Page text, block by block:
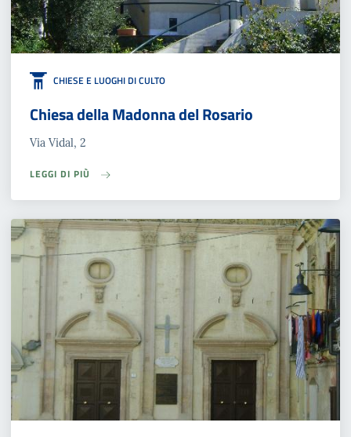
CHIESE E LUOGHI DI CULTO
Chiesa della Madonna del Rosario
Via Vidal, 2
LEGGI DI PIÙ